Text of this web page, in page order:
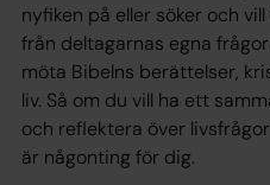
nyfiken på eller söker och
från deltagarnas egna
möta Bibelns berättelser,
liv. Så om du vill ha ett
och reflektera över
är någonting för dig.